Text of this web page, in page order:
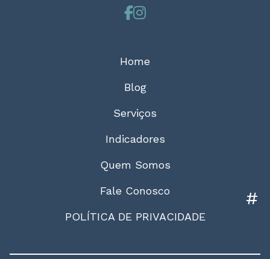
#
Home
Blog
Serviços
Indicadores
Quem Somos
Fale Conosco
POLÍTICA DE PRIVACIDADE